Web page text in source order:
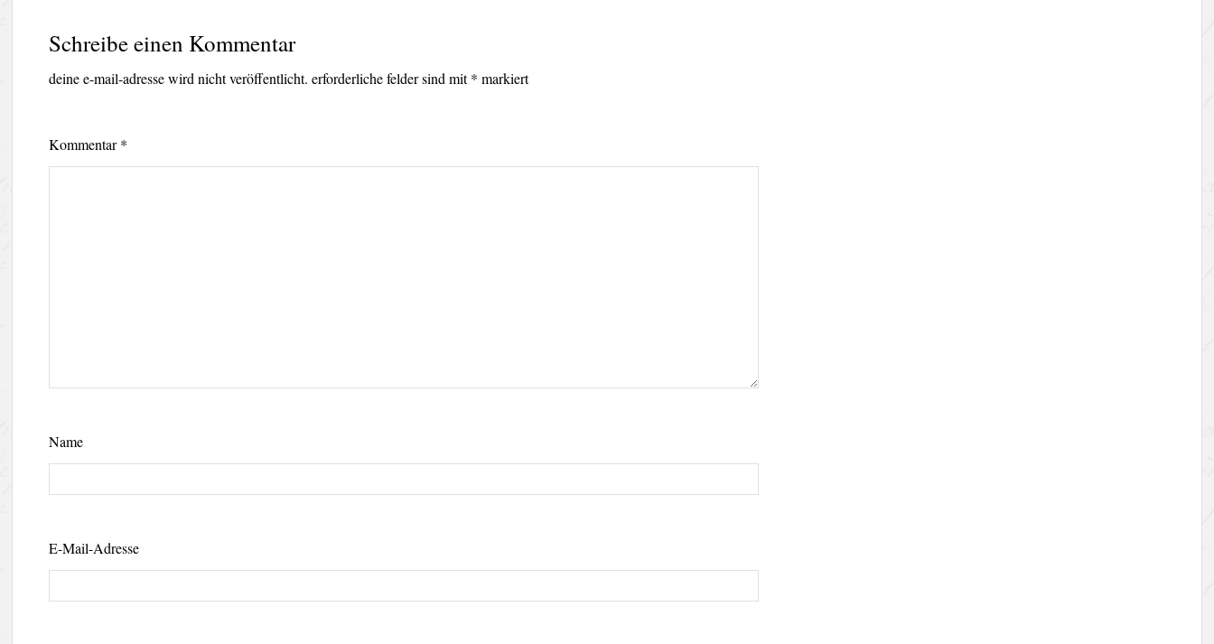
Schreibe einen Kommentar
deine e-mail-adresse wird nicht veröffentlicht. erforderliche felder sind mit* markiert
Kommentar*
Name
E-Mail-Adresse